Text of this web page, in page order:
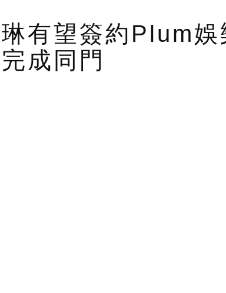
有望簽約Plum
成同門